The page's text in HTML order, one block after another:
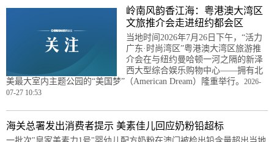
岭南风韵香江海：粤港澳大湾区
文旅推介会走进纽约都会区
当地时间2026年7月26日下午，“活力
广东·时尚湾区”粤港澳大湾区旅游推
介会在与纽约曼哈顿一河之隔的新泽
西大型综合娱乐购物中心——拥有北
美最大室内主题公园的“美国梦”（American Dream）隆重举行。 2026-
07-27 10:53
海关总署发出消费者提示 美素佳儿回应奶粉铅超标
一批次"皇家美素力1号"婴幼儿配方奶粉在澳门被检出铅含量超出当地